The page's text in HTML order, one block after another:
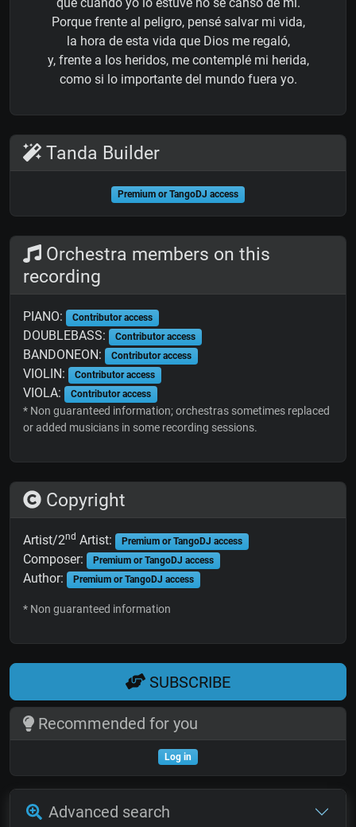
que cuando yo lo estuve no se cansó de mí.
Porque frente al peligro, pensé salvar mi vida,
la hora de esta vida que Dios me regaló,
y, frente a los heridos, me contemplé mi herida,
como si lo importante del mundo fuera yo.
Tanda Builder
Premium or TangoDJ access
Orchestra members on this
recording
PIANO: Contributor access
DOUBLEBASS: Contributor access
BANDONEON: Contributor access
VIOLIN: Contributor access
VIOLA: Contributor access
* Non guaranteed information; orchestras sometimes replaced
or added musicians in some recording sessions.
Copyright
Artist/2nd Artist: Premium or TangoDJ access
Composer: Premium or TangoDJ access
Author: Premium or TangoDJ access
* Non guaranteed information
SUBSCRIBE
Recommended for you
Log in
Advanced search